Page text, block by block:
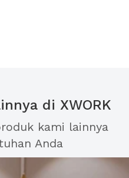
di XWORK
kami lainnya
Anda